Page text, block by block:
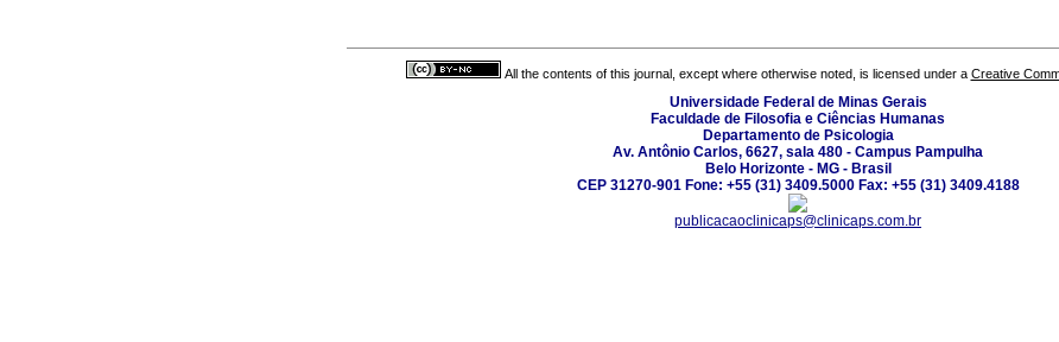
All the contents of this journal, except where otherwise noted, is licensed under a Creative
Universidade Federal de Minas Gerais
Faculdade de Filosofia e Ciências Humanas
Departamento de Psicologia
Av. Antônio Carlos, 6627, sala 480 - Campus Pampulha
Belo Horizonte - MG - Brasil
CEP 31270-901 Fone: +55 (31) 3409.5000 Fax: +55 (31) 3409.4188
publicacaoclinicaps@clinicaps.com.br